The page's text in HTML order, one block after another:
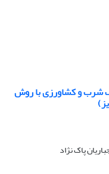
شرب و کشاورزی با روش
پاک نژاد